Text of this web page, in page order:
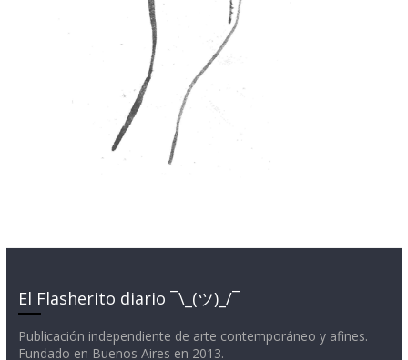
El Flasherito diario ¯\_(ツ)_/¯
Publicación independiente de arte contemporáneo y afines.
Fundado en Buenos Aires en 2013.